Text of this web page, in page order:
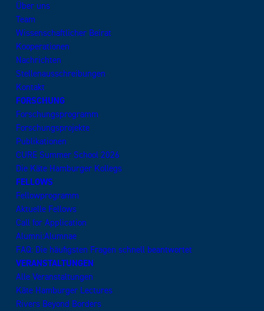
Über uns
Team
Wissenschaftlicher Beirat
Kooperationen
Nachrichten
Stellenausschreibungen
Kontakt
FORSCHUNG
Forschungsprogramm
Forschungsprojekte
Publikationen
CURE Summer School 2026
Die Käte Hamburger Kollegs
FELLOWS
Fellowprogramm
Aktuelle Fellows
Call for Application
Alumni:Alumnae
FAQ: Die häufigsten Fragen schnell beantwortet
VERANSTALTUNGEN
Alle Veranstaltungen
Käte Hamburger Lectures
Rivers Beyond Borders